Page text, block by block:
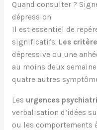
Quand consulter ?
dépression
Il est essentiel de
significatifs. Les
dépressive ou une
au moins deux
quatre autres
Les urgences
verbalisation d’idées
ou les comportements